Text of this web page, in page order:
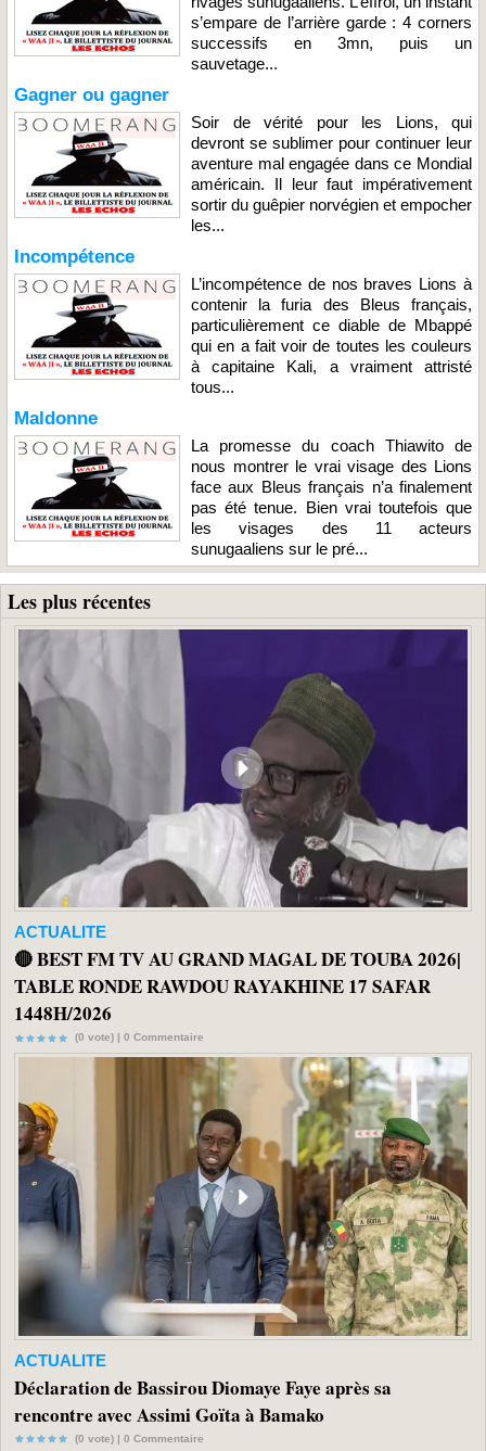
s’empare de l’arrière garde : 4 corners
successifs en 3mn, puis un
sauvetage...
Gagner ou gagner
Soir de vérité pour les Lions, qui
devront se sublimer pour continuer leur
aventure mal engagée dans ce Mondial
américain. Il leur faut impérativement
sortir du guêpier norvégien et empocher
les...
Incompétence
L’incompétence de nos braves Lions à
contenir la furia des Bleus français,
particulièrement ce diable de Mbappé
qui en a fait voir de toutes les couleurs
à capitaine Kali, a vraiment attristé
tous...
Maldonne
La promesse du coach Thiawito de
nous montrer le vrai visage des Lions
face aux Bleus français n’a finalement
pas été tenue. Bien vrai toutefois que
les visages des 11 acteurs
sunugaaliens sur le pré...
Les plus récentes
ACTUALITE
🔴 BEST FM TV AU GRAND MAGAL DE TOUBA 2026|
TABLE RONDE RAWDOU RAYAKHINE 17 SAFAR
1448H/2026
(0 vote) | 0 Commentaire
ACTUALITE
Déclaration de Bassirou Diomaye Faye après sa
rencontre avec Assimi Goïta à Bamako
(0 vote) | 0 Commentaire